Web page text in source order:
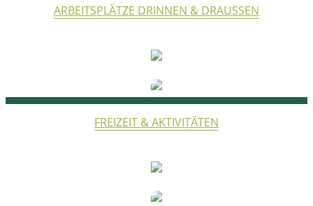
ARBEITSPLÄTZE DRINNEN & DRAUSSEN
ENTSPANNEN
FREIZEIT & AKTIVITÄTEN
ÜBERNACHTEN